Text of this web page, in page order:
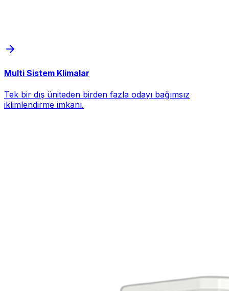
Multi Sistem Klimalar
Tek bir dış üniteden birden fazla odayı bağımsız
iklimlendirme imkanı.